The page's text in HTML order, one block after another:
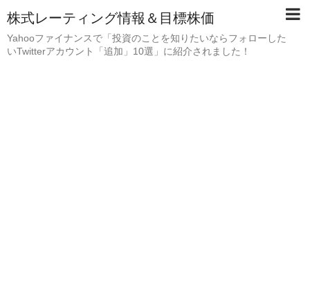
株式レーティング情報＆目標株価
Yahooファイナンスで「投資のことを知りたいならフォローした
いTwitterアカウント「追加」10選」に紹介されました！